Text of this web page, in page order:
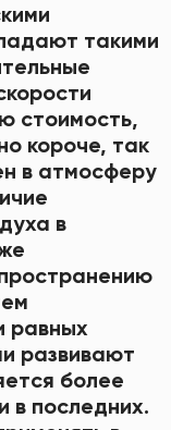
такими
стоимость,
короче, так
в атмосферу
в
равных
развивают
более
в последних.